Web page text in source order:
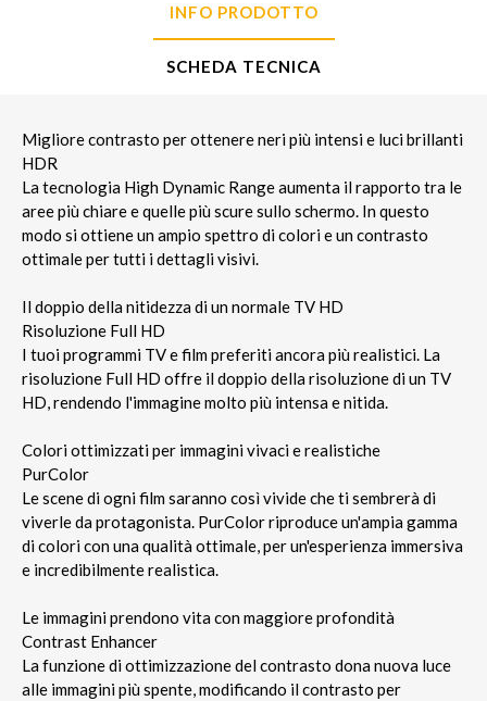
INFO PRODOTTO
SCHEDA TECNICA
Migliore contrasto per ottenere neri più intensi e luci brillanti
HDR
La tecnologia High Dynamic Range aumenta il rapporto tra le
aree più chiare e quelle più scure sullo schermo. In questo
modo si ottiene un ampio spettro di colori e un contrasto
ottimale per tutti i dettagli visivi.
Il doppio della nitidezza di un normale TV HD
Risoluzione Full HD
I tuoi programmi TV e film preferiti ancora più realistici. La
risoluzione Full HD offre il doppio della risoluzione di un TV
HD, rendendo l'immagine molto più intensa e nitida.
Colori ottimizzati per immagini vivaci e realistiche
PurColor
Le scene di ogni film saranno così vivide che ti sembrerà di
viverle da protagonista. PurColor riproduce un'ampia gamma
di colori con una qualità ottimale, per un'esperienza immersiva
e incredibilmente realistica.
Le immagini prendono vita con maggiore profondità
Contrast Enhancer
La funzione di ottimizzazione del contrasto dona nuova luce
alle immagini più spente, modificando il contrasto per